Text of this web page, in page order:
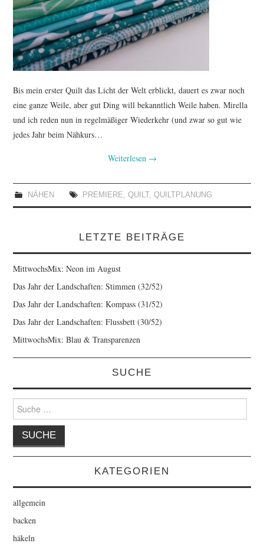
Bis mein erster Quilt das Licht der Welt erblickt, dauert es zwar noch
eine ganze Weile, aber gut Ding will bekanntlich Weile haben. Mirella
und ich reden nun in regelmäßiger Wiederkehr (und zwar so gut wie
jedes Jahr beim Nähkurs…
Weiterlesen →
NÄHEN PREMIERE, QUILT , QUILTPLANUNG
LETZTE BEITRÄGE
MittwochsMix: Neon im August
Das Jahr der Landschaften: Stimmen (32/52)
Das Jahr der Landschaften: Kompass (31/52)
Das Jahr der Landschaften: Flussbett (30/52)
MittwochsMix: Blau & Transparenzen
SUCHE
Suche
nach:
KATEGORIEN
allgemein
backen
häkeln